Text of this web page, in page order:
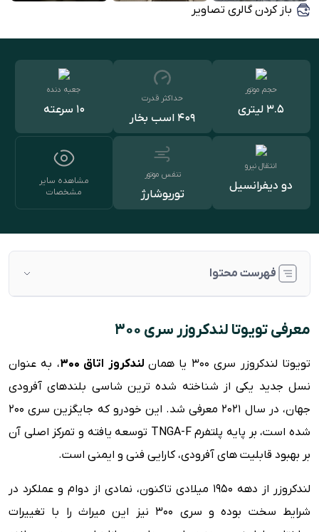
باز کردن گالری تصاویر
حجم موتور
3.5 لیتری
حداکثر قدرت
409 اسب بخار
جعبه دنده
10 سرعته
انتقال نیرو
دو دیفرانسیل
تنفس موتور
توربوشارژ
مشاهده سایر
مشخصات
فهرست محتوا
بررسی طراحی داخلی
پیشرانه و قوای فنی
رقبا
مشخصات فنی تویوتا لندکروزر سری ۳۰۰
ویژگی های رفاهی
مزایا و معایب
معرفی تویوتا لندکروزر سری ۳۰۰
تویوتا لندکروزر سری 300 یا همان لندکروز اتاق ۳۰۰
، به عنوان
نسل جدید یکی از شناخته شده ترین شاسی بلندهای آفرودی
جهان، در سال 2021 معرفی شد. این خودرو که جایگزین سری 200
شده است، بر پایه پلتفرم TNGA-F توسعه یافته و تمرکز اصلی آن
بر بهبود قابلیت های آفرودی، کارایی فنی و ایمنی است.
لندکروزر از دهه 1950 میلادی تاکنون، نمادی از دوام و عملکرد در
شرایط سخت بوده و سری 300 نیز این میراث را با تغییرات